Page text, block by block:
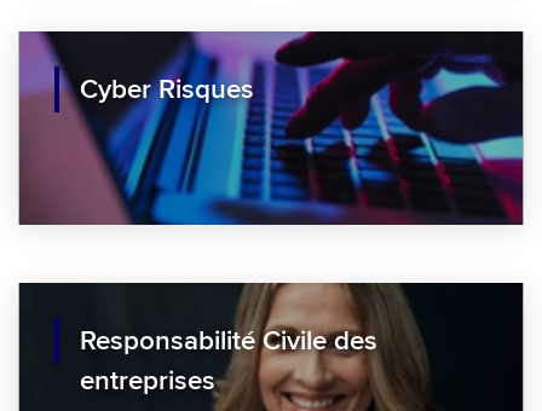
Cyber Risques
Responsabilité Civile des
entreprises